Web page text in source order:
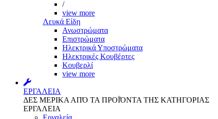
/
view more
Λευκά Είδη
Ανωστρώματα
Επιστρώματα
Ηλεκτρικά Υποστρώματα
Ηλεκτρικές Κουβέρτες
Κουβερλί
view more
ΕΡΓΑΛΕΙΑ
ΔΕΣ ΜΕΡΙΚΑ ΑΠΌ ΤΑ ΠΡΟΪΌΝΤΑ ΤΗΣ ΚΑΤΗΓΟΡΙΑΣ
ΕΡΓΑΛΕΙΑ
Εργαλεία